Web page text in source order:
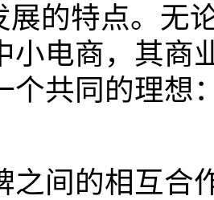
的特点。 无
小电商，其商
个共同的理想
之间的相互合